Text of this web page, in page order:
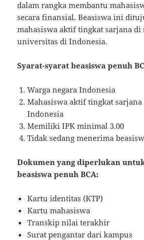
dalam rangka membantu
secara finansial. Beasiswa ini
mahasiswa aktif tingkat sarjana di
universitas di Indonesia.
Syarat-syarat beasiswa penuh
Warga negara Indonesia
Mahasiswa aktif tingkat
Indonesia
Memiliki IPK minimal 3.00
Tidak sedang menerima
Dokumen yang diperlukan
beasiswa penuh BCA:
Kartu identitas (KTP)
Kartu mahasiswa
Transkip nilai terakhir
Surat pengantar dari kampus